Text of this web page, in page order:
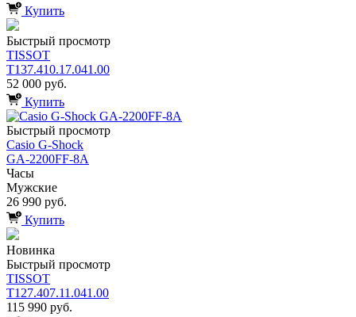
Купить
Быстрый просмотр
TISSOT
T137.410.17.041.00
52 000 руб.
Купить
Быстрый просмотр
Casio G-Shock
GA-2200FF-8A
Часы
Мужские
26 990 руб.
Купить
Новинка
Быстрый просмотр
TISSOT
T127.407.11.041.00
115 990 руб.